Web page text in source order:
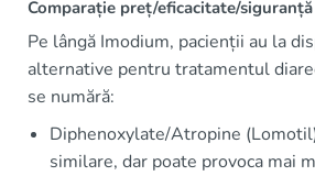
Comparație preț/eficacitate/siguranță
Pe lângă Imodium, pacienții au la
alternative pentru tratamentul
se numără:
Diphenoxylate/Atropine
similare, dar poate provoca mai